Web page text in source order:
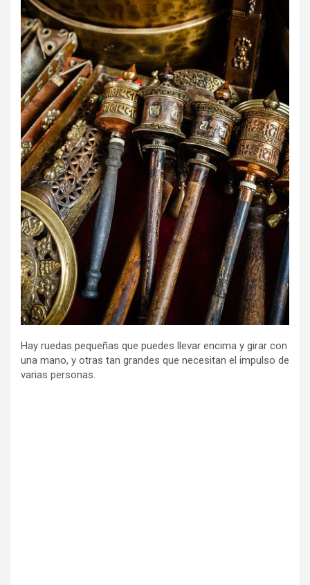
Hay ruedas pequeñas que puedes llevar encima y girar con
una mano, y otras tan grandes que necesitan el impulso de
varias personas.